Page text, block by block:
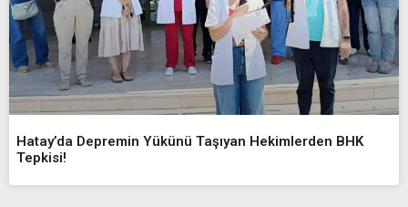
Hatay’da Depremin Yükünü Taşıyan Hekimlerden BHK
Tepkisi!